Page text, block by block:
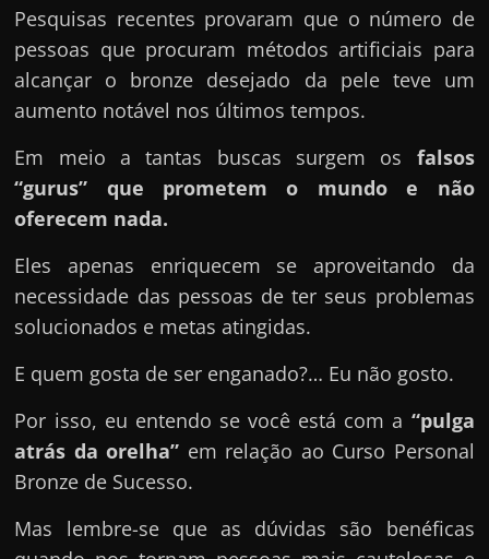
l
e
c
h
f
e
c
h
a
t
?
P
e
n
a
Pesquisas recentes provaram que o número de
pessoas que procuram métodos artificiais para
alcançar o bronze desejado da pele teve um
aumento notável nos últimos tempos.
Em meio a tantas buscas surgem os falsos
“gurus” que prometem o mundo e não
oferecem nada.
Eles apenas enriquecem se aproveitando da
necessidade das pessoas de ter seus problemas
solucionados e metas atingidas.
E quem gosta de ser enganado?… Eu não gosto.
Por isso, eu entendo se você está com a “pulga
atrás da orelha” em relação ao Curso Personal
Bronze de Sucesso.
Mas lembre-se que as dúvidas são benéficas